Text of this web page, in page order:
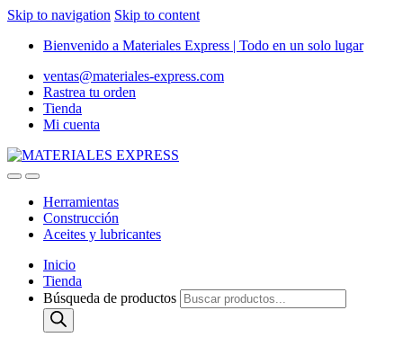
Skip to navigation Skip to content
Bienvenido a Materiales Express | Todo en un solo lugar
ventas@materiales-express.com
Rastrea tu orden
Tienda
Mi cuenta
Herramientas
Construcción
Aceites y lubricantes
Inicio
Tienda
Búsqueda de productos